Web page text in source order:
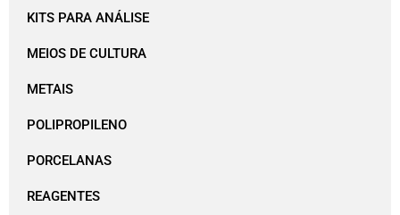
KITS PARA ANÁLISE
MEIOS DE CULTURA
METAIS
POLIPROPILENO
PORCELANAS
REAGENTES